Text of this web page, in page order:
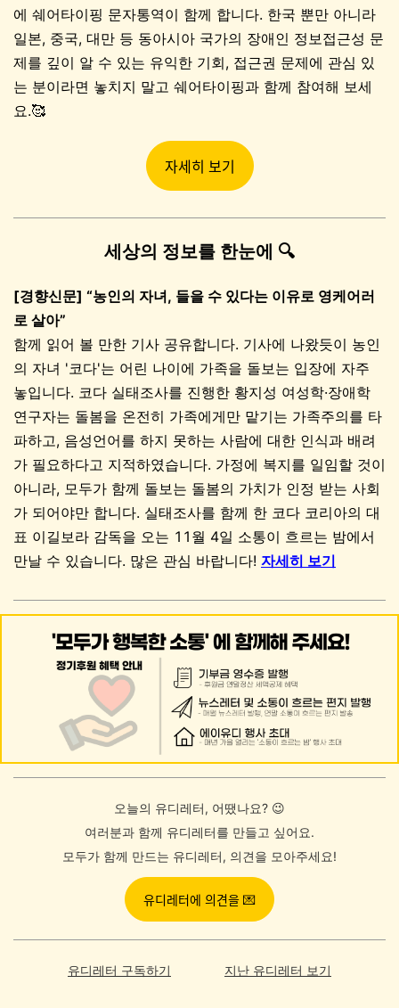
에 쉐어타이핑 문자통역이 함께 합니다. 한국 뿐만 아니라
일본, 중국, 대만 등 동아시아 국가의 장애인 정보접근성 문
제를 깊이 알 수 있는 유익한 기회, 접근권 문제에 관심 있
는 분이라면 놓치지 말고 쉐어타이핑과 함께 참여해 보세
요.🥰
자세히 보기
세상의 정보를 한눈에 🔍
[경향신문] “농인의 자녀, 들을 수 있다는 이유로 영케어러
로 살아”
함께 읽어 볼 만한 기사 공유합니다. 기사에 나왔듯이 농인
의 자녀 '코다'는 어린 나이에 가족을 돌보는 입장에 자주
놓입니다. 코다 실태조사를 진행한 황지성 여성학·장애학
연구자는 돌봄을 온전히 가족에게만 맡기는 가족주의를 타
파하고, 음성언어를 하지 못하는 사람에 대한 인식과 배려
가 필요하다고 지적하였습니다. 가정에 복지를 일임할 것이
아니라, 모두가 함께 돌보는 돌봄의 가치가 인정 받는 사회
가 되어야만 합니다. 실태조사를 함께 한 코다 코리아의 대
표 이길보라 감독을 오는 11월 4일 소통이 흐르는 밤에서
만날 수 있습니다. 많은 관심 바랍니다! 자세히 보기
오늘의 유디레터, 어땠나요? 😉
여러분과 함께 유디레터를 만들고 싶어요.
모두가 함께 만드는 유디레터, 의견을 모아주세요!
유디레터에 의견을 💌
유디레터 구독하기 지난 유디레터 보기